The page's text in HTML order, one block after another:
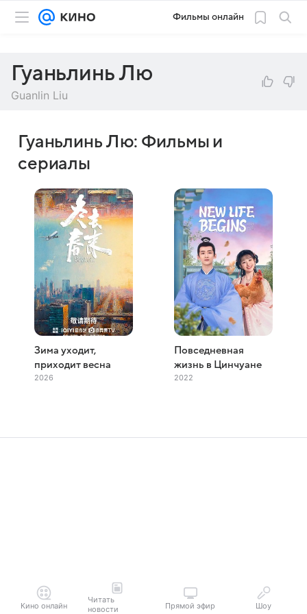
Фильмы онлайн
Гуаньлинь Лю
Guanlin Liu
Гуаньлинь Лю: Фильмы и
сериалы
Зима уходит,
приходит весна
2026
Повседневная
жизнь в Цинчуане
2022
Кино онлайн
Читать
новости
Прямой эфир Шоу